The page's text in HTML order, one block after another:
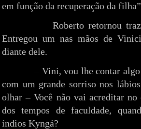
em função da recuperação da
Roberto retornou
Entregou um nas mãos de
diante dele.
– Vini, vou lhe contar
com um grande sorriso nos
olhar – Você não vai acreditar no
dos tempos de faculdade,
índios Kyngá?